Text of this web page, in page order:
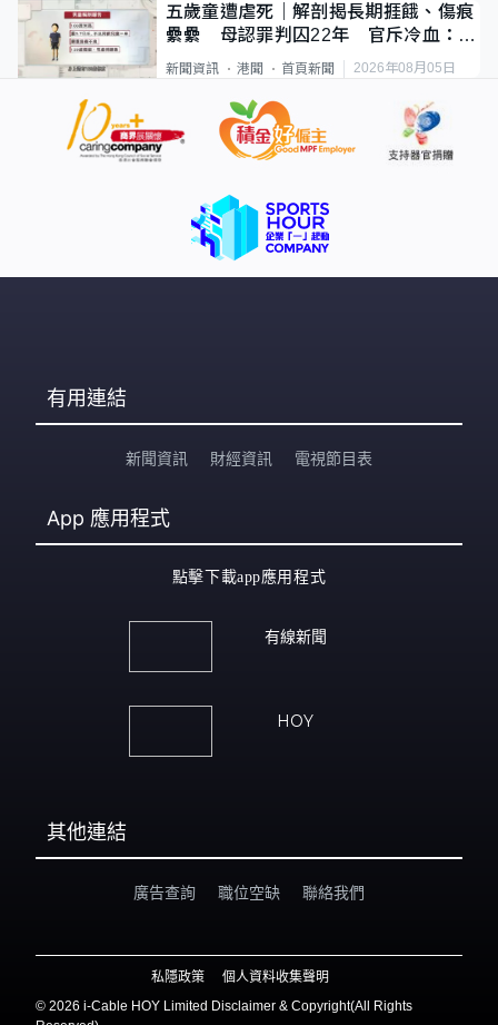
五歲童遭虐死｜解剖揭長期捱餓、傷痕
纍纍 母認罪判囚22年 官斥冷血：同
類案最惡劣
新聞資訊 港聞 首頁新聞 2026年08月05日
有用連結
新聞資訊 財經資訊 電視節目表
App 應用程式
點擊下載app應用程式
有線新聞
HOY
其他連結
廣告查詢 職位空缺 聯絡我們
私隱政策
個人資料收集聲明
© 2026 i-Cable HOY Limited Disclaimer & Copyright(All Rights